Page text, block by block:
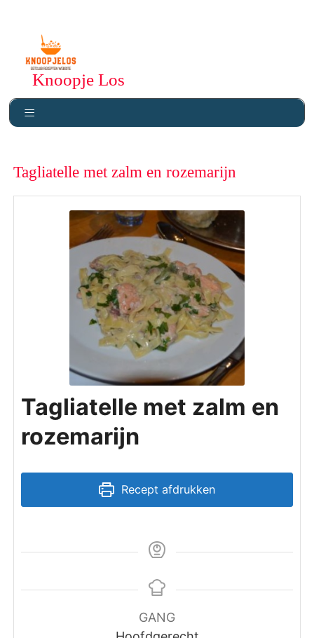
Knoopje Los
Tagliatelle met zalm en rozemarijn
Tagliatelle met zalm en
rozemarijn
Recept afdrukken
GANG